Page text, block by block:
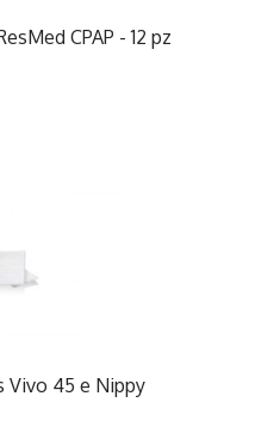
CPAP - 12 pz
Vivo 45 e Nippy